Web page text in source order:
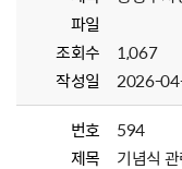
파일
조회수
1,067
작성일
2026-
번호
594
제목
기념식 관련